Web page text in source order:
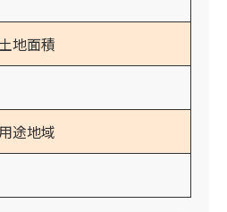
地面積
用途地域